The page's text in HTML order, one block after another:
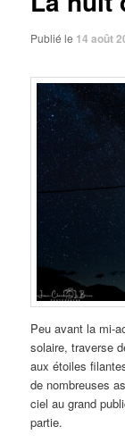
Publié le 14 août
Peu avant la mi-
solaire, traverse
aux étoiles
de nombreuses
ciel au grand
partie.